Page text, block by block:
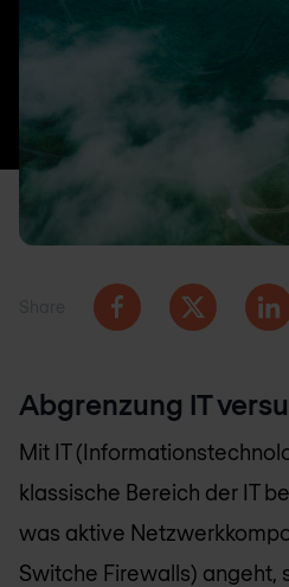
Abgrenzung IT
Mit IT
klassische Bereich der IT
was aktive
Switche Firewalls) angeht,